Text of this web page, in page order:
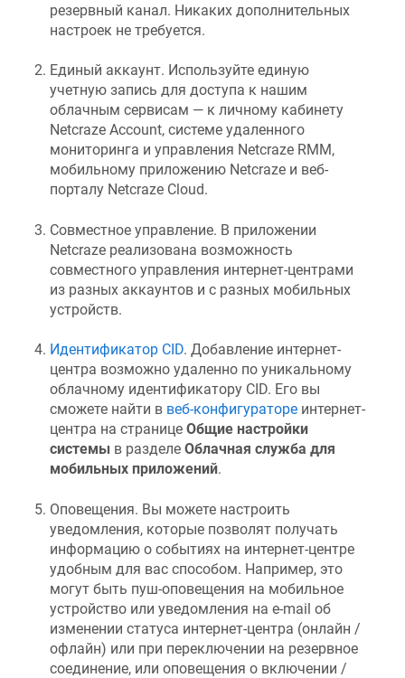
резервный канал. Никаких дополнительных
настроек не требуется.
Единый аккаунт. Используйте единую
учетную запись для доступа к нашим
облачным сервисам — к личному кабинету
Netcraze Account, системе удаленного
мониторинга и управления Netcraze RMM,
мобильному приложению Netcraze и веб-
порталу Netcraze Cloud.
Совместное управление. В приложении
Netcraze реализована возможность
совместного управления интернет-центрами
из разных аккаунтов и с разных мобильных
устройств.
Идентификатор CID. Добавление интернет-
центра возможно удаленно по уникальному
облачному идентификатору CID. Его вы
сможете найти в веб-конфигураторе интернет-
центра на странице Общие настройки
системы в разделе Облачная служба для
мобильных приложений.
Оповещения. Вы можете настроить
уведомления, которые позволят получать
информацию о событиях на интернет-центре
удобным для вас способом. Например, это
могут быть пуш-оповещения на мобильное
устройство или уведомления на e-mail об
изменении статуса интернет-центра (онлайн /
офлайн) или при переключении на резервное
соединение, или оповещения о включении /